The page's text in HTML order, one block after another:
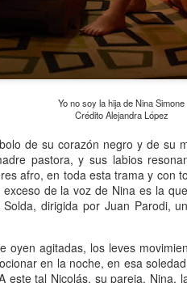
Yo no soy la hija de Nina Simone
Crédito Alejandra López
de su corazón negro y de su
pastora, y sus labios
afro, en toda esta trama y con
de la voz de Nina es la
dirigida por Juan Parodi,
oyen agitadas, los leves
en la noche, en esa
tal Nicolás, su pareja, Nina,
lee.
gris detrás del vidrio. Es
padre, sentado de
barrio cerrado de la
con alguien; es decir,
apuntó alguna vez la
es la llave que cierra
de la periodista y
en Francia con muy